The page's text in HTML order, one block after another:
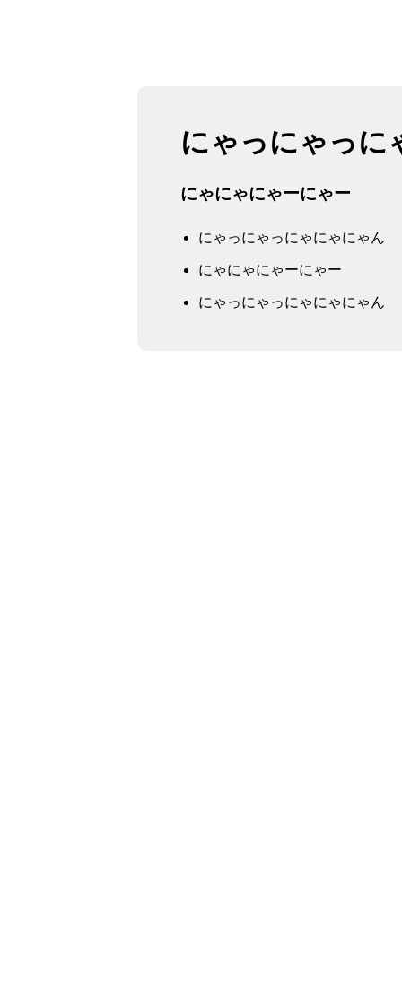
にゃっにゃっに
にゃにゃにゃーにゃー
にゃっにゃっにゃにゃにゃん
にゃにゃにゃーにゃー
にゃっにゃっにゃにゃにゃん